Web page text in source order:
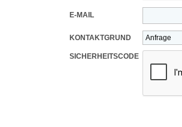
E-MAIL
KONTAKTGRUND
SICHERHEITSCODE